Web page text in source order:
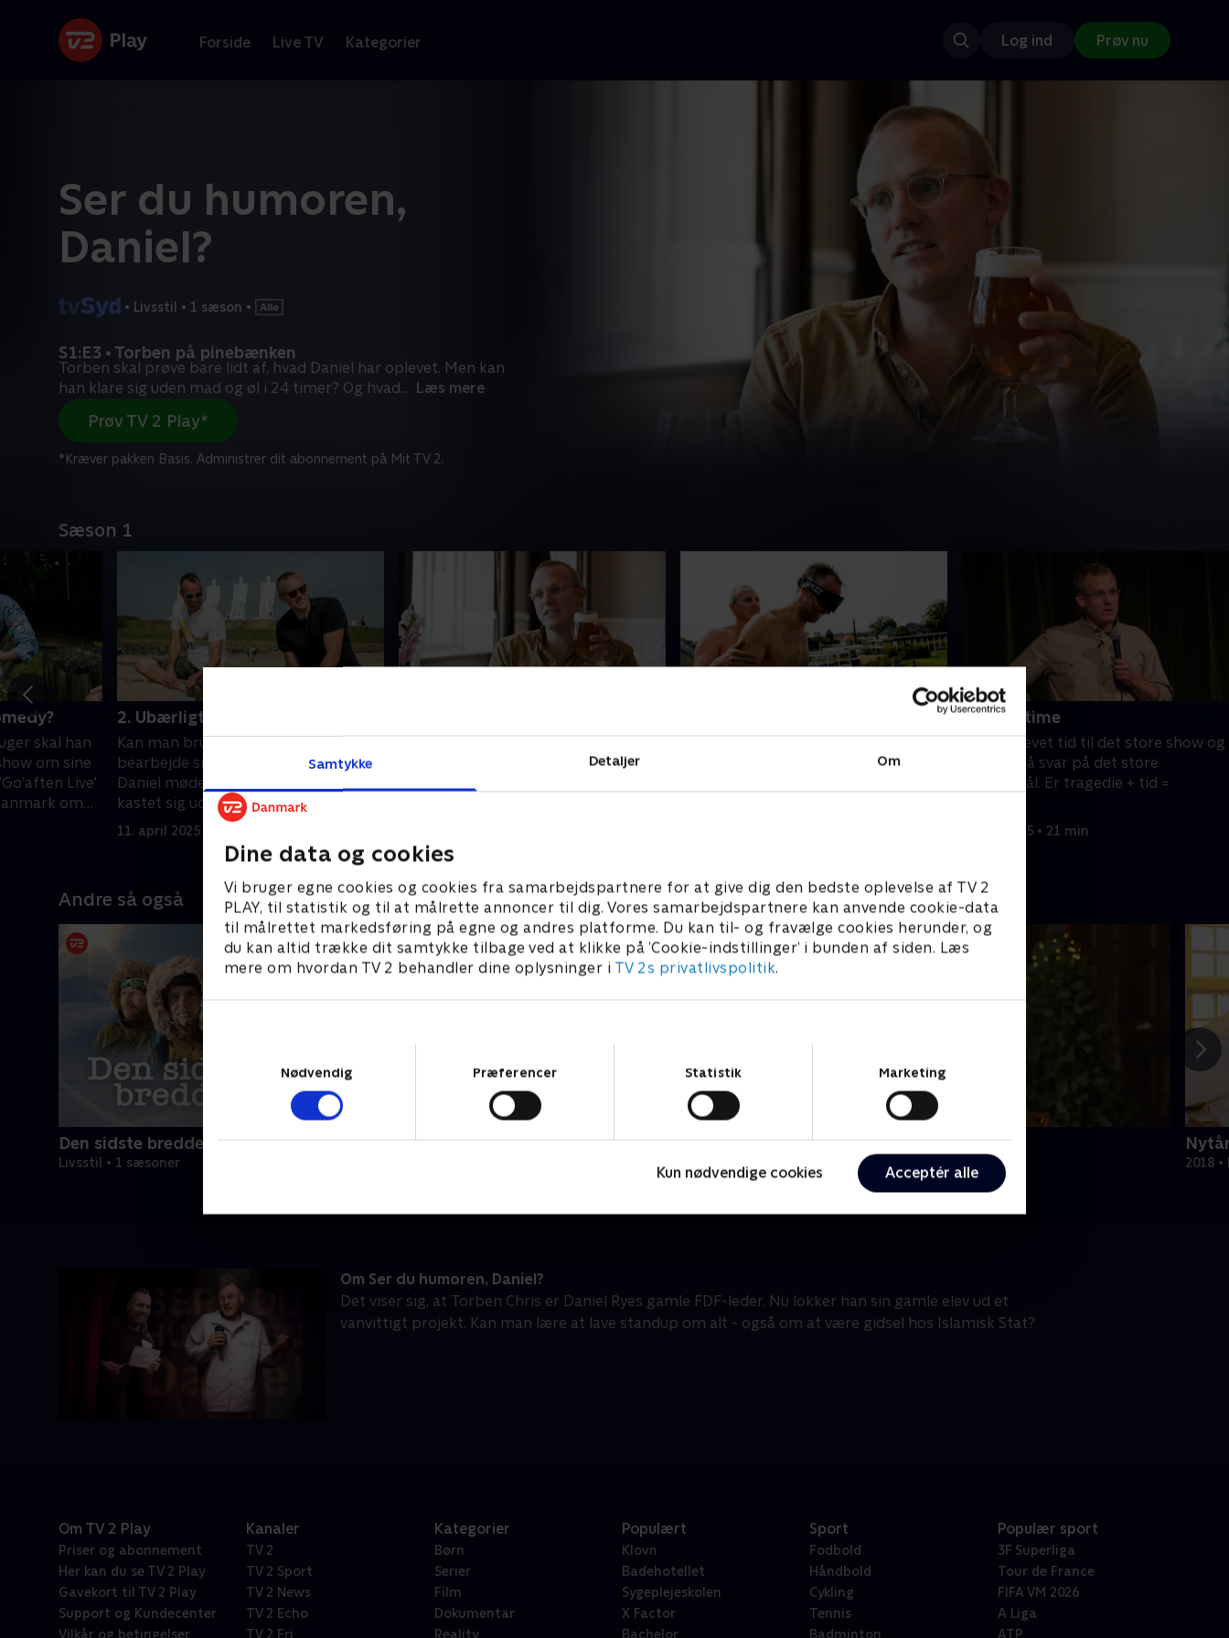
Samtykke Detaljer Om
Dine data og cookies
Vi bruger egne cookies og cookies fra samarbejdspartnere for at give dig den bedste oplevelse af TV 2
PLAY, til statistik og til at målrette annoncer til dig. Vores samarbejdspartnere kan anvende cookie-data
til målrettet markedsføring på egne og andres platforme. Du kan til- og fravælge cookies herunder, og
du kan altid trække dit samtykke tilbage ved at klikke på ’Cookie-indstillinger’ i bunden af siden. Læs
mere om hvordan TV 2 behandler dine oplysninger i TV 2s privatlivspolitik.
Nødvendig
Præferencer Statistik Marketing
Kun nødvendige cookies Acceptér alle
Forside Live TV Kategorier Log ind Prøv nu
Ser du humoren,
Daniel?
• Livsstil • 1 sæson •
S1:E3 • Torben på pinebænken
Torben skal prøve bare lidt af, hvad Daniel har oplevet. Men kan
han klare sig uden mad og øl i 24 timer? Og hvad... Læs mere
Prøv TV 2 Play*
*Kræver pakken Basis. Administrer dit abonnement på Mit TV 2.
Sæson 1
skal han
om sine
Live'
om
2. Ubærligt, men sjovt
Kan man bruge humor til at
bearbejde sine traumer? Torben og
Daniel møder to komikere, der har
kastet sig ud i at lave standup på
baggrund af egne tragedier. .
11. april 2025 • 22 min
Daniel har oplevet. Men kan han klare
tårnspringer, når Torben udfordres til
5. Showtime
Det er blevet tid til det store show og
tid til at få svar på det store
spørgsmål. Er tragedie + tid =
2. maj 2025 • 21 min
Andre så også
Den sidste breddegrad
Livsstil • 1 sæsoner
Jul på slottet - Warwick
2020 • Livsstil • 46 min 2018
Om Ser du humoren, Daniel?
Det viser sig, at Torben Chris er Daniel Ryes gamle FDF-leder. Nu lokker han sin gamle elev ud et
vanvittigt projekt. Kan man lære at lave standup om alt - også om at være gidsel hos Islamisk Stat?
Om TV 2 Play
Priser og abonnement
Her kan du se TV 2 Play
Gavekort til TV 2 Play
Support og Kundecenter
Vilkår og betingelser
Kanaler
TV 2
TV 2 Sport
TV 2 News
TV 2 Echo
TV 2 Fri
Kategorier
Børn
Serier
Film
Dokumentar
Reality
Populært
Klovn
Badehotellet
Sygeplejeskolen
X Factor
Bachelor
Sport
Fodbold
Håndbold
Cykling
Tennis
Badminton
Populær sport
3F Superliga
Tour de France
FIFA VM 2026
A Liga
ATP